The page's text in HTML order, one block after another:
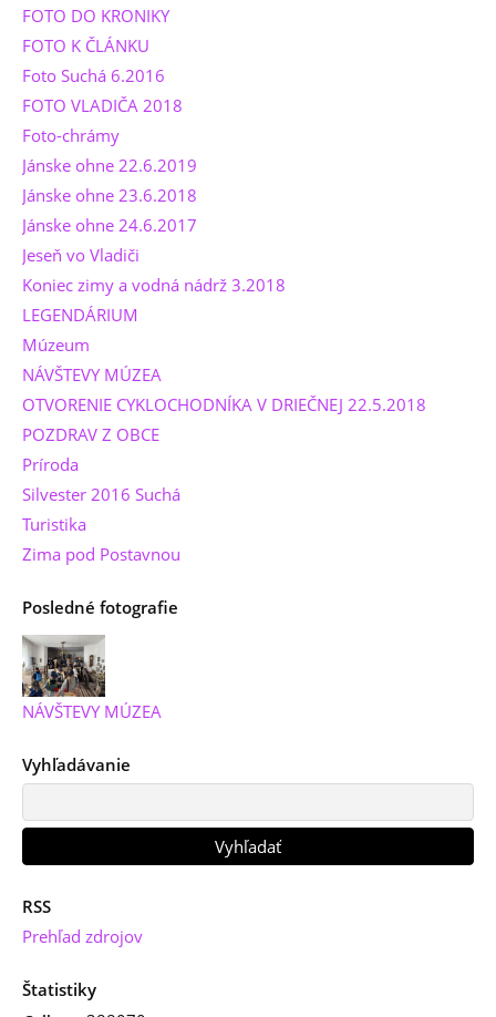
FOTO DO KRONIKY
FOTO K ČLÁNKU
Foto Suchá 6.2016
FOTO VLADIČA 2018
Foto-chrámy
Jánske ohne 22.6.2019
Jánske ohne 23.6.2018
Jánske ohne 24.6.2017
Jeseň vo Vladiči
Koniec zimy a vodná nádrž 3.2018
LEGENDÁRIUM
Múzeum
NÁVŠTEVY MÚZEA
OTVORENIE CYKLOCHODNÍKA V DRIEČNEJ 22.5.2018
POZDRAV Z OBCE
Príroda
Silvester 2016 Suchá
Turistika
Zima pod Postavnou
Posledné fotografie
NÁVŠTEVY MÚZEA
Vyhľadávanie
RSS
Prehľad zdrojov
Štatistiky